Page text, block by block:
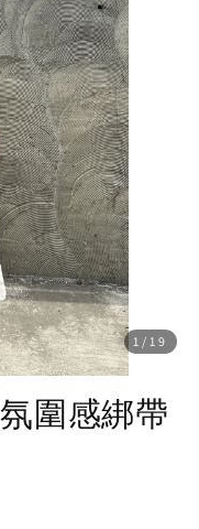
1 /19
圍感綁帶